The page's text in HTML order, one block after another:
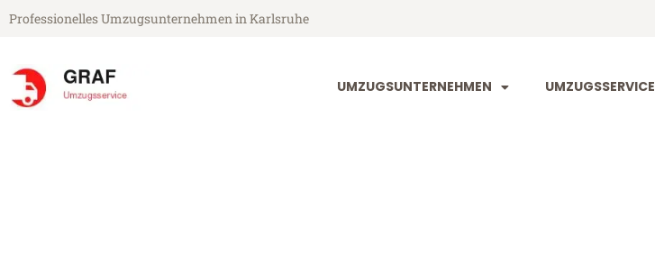
Professionelles Umzugsunternehmen in Karlsruhe
UMZUGSUNTERNEHMEN UMZUGSSERVICE